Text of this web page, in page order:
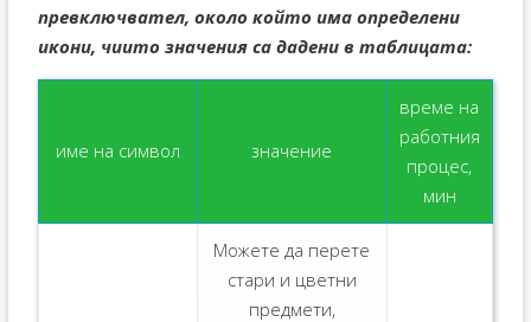
превключвател, около който има определени
икони, чиито значения са дадени в таблицата:
име на символ значение
време на
работния
процес,
мин
Можете да перете
стари и цветни
предмети,